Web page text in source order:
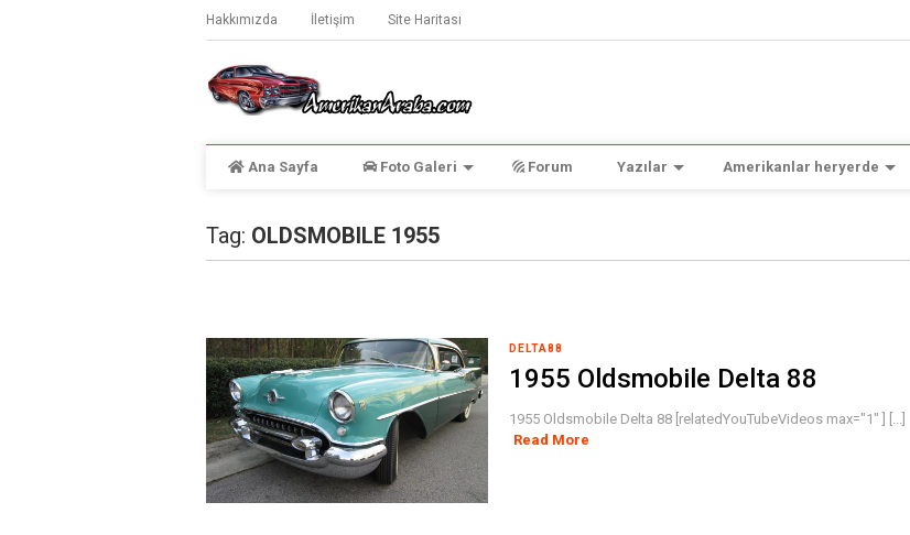
Hakkımızda İletişim Site Haritası
Ana Sayfa Foto Galeri Forum Yazılar Amerikanlar heryerde
Tag: OLDSMOBILE 1955
DELTA88
1955 Oldsmobile Delta 88
1955 Oldsmobile Delta 88 [relatedYouTubeVideos max="1" ] [...]
Read More